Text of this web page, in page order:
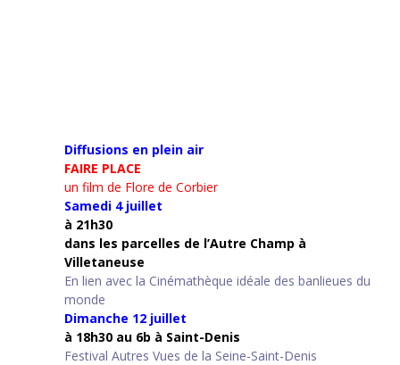
Diffusions en plein air
FAIRE PLACE
un film de Flore de Corbier
Samedi 4 juillet
à 21h30
dans les parcelles de l’Autre Champ à
Villetaneuse
En lien avec la Cinémathèque idéale des banlieues du
monde
Dimanche 12 juillet
à 18h30 au 6b à Saint-Denis
Festival Autres Vues de la Seine-Saint-Denis